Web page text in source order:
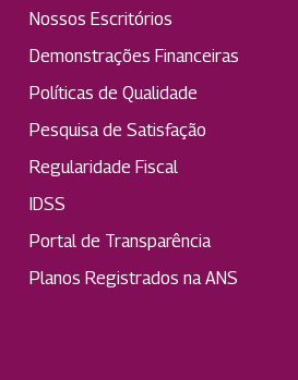
Nossos Escritórios
Demonstrações Financeiras
Políticas de Qualidade
Pesquisa de Satisfação
Regularidade Fiscal
IDSS
Portal de Transparência
Planos Registrados na ANS